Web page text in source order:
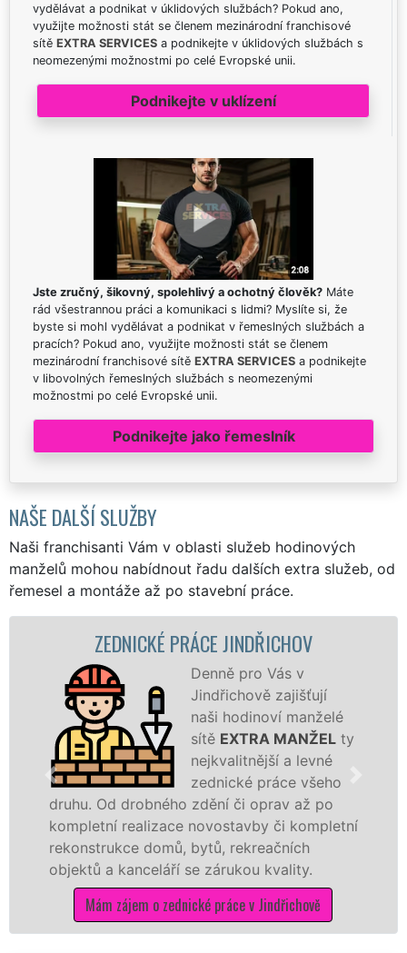
vydělávat a podnikat v úklidových službách? Pokud ano,
využijte možnosti stát se členem mezinárodní franchisové
sítě EXTRA SERVICES a podnikejte v úklidových službách s
neomezenými možnostmi po celé Evropské unii.
Podnikejte v uklízení
Jste zručný, šikovný, spolehlivý a ochotný člověk? Máte
rád všestrannou práci a komunikaci s lidmi? Myslíte si, že
byste si mohl vydělávat a podnikat v řemeslných službách a
pracích? Pokud ano, využijte možnosti stát se členem
mezinárodní franchisové sítě EXTRA SERVICES a podnikejte
v libovolných řemeslných službách s neomezenými
možnostmi po celé Evropské unii.
Podnikejte jako řemeslník
NAŠE DALŠÍ SLUŽBY
Naši franchisanti Vám v oblasti služeb hodinových
manželů mohou nabídnout řadu dalších extra služeb, od
řemesel a montáže až po stavební práce.
ZEDNICKÉ PRÁCE JINDŘICHOV
Denně pro Vás v
Jindřichově zajišťují
naši hodinoví manželé
sítěEXTRA MANŽELty
nejkvalitnější a levné
zednické práce všeho
druhu. Od drobného zdění či oprav až po
kompletní realizace novostavby či kompletní
rekonstrukce domů, bytů, rekreačních
objektů a kanceláří se zárukou kvality.
Mám zájem o zednické práce v Jindřichově